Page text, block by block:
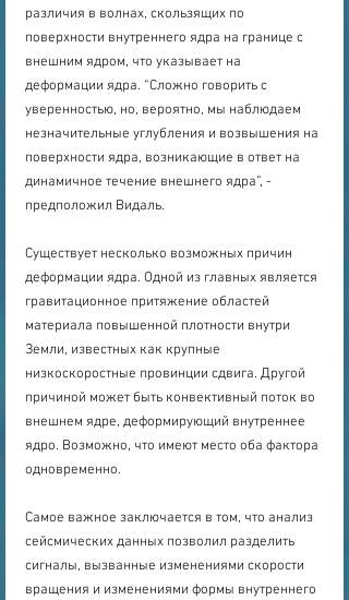
различия в волнах, скользящих по
поверхности внутреннего ядра на границе с
внешним ядром, что указывает на
деформации ядра. “Сложно говорить с
уверенностью, но, вероятно, мы наблюдаем
незначительные углубления и возвышения на
поверхности ядра, возникающие в ответ на
динамичное течение внешнего ядра”, -
предположил Видаль.
Существует несколько возможных причин
деформации ядра. Одной из главных является
гравитационное притяжение областей
материала повышенной плотности внутри
Земли, известных как крупные
низкоскоростные провинции сдвига. Другой
причиной может быть конвективный поток во
внешнем ядре, деформирующий внутреннее
ядро. Возможно, что имеют место оба фактора
одновременно.
Самое важное заключается в том, что анализ
сейсмических данных позволил разделить
сигналы, вызванные изменениями скорости
вращения и изменениями формы внутреннего